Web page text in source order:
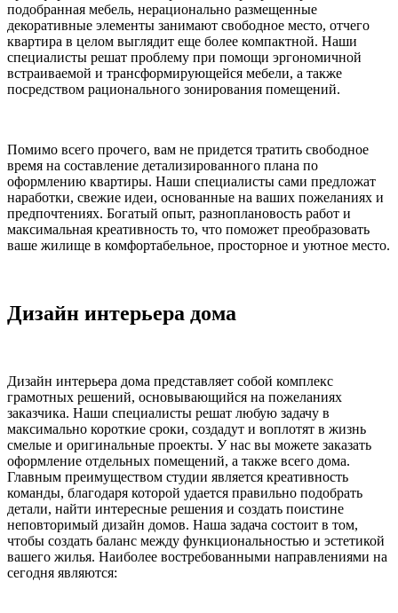
подобранная мебель, нерационально размещенные
декоративные элементы занимают свободное место, отчего
квартира в целом выглядит еще более компактной. Наши
специалисты решат проблему при помощи эргономичной
встраиваемой и трансформирующейся мебели, а также
посредством рационального зонирования помещений.
Помимо всего прочего, вам не придется тратить свободное
время на составление детализированного плана по
оформлению квартиры. Наши специалисты сами предложат
наработки, свежие идеи, основанные на ваших пожеланиях и
предпочтениях. Богатый опыт, разноплановость работ и
максимальная креативность то, что поможет преобразовать
ваше жилище в комфортабельное, просторное и уютное место.
Дизайн интерьера дома
Дизайн интерьера дома представляет собой комплекс
грамотных решений, основывающийся на пожеланиях
заказчика. Наши специалисты решат любую задачу в
максимально короткие сроки, создадут и воплотят в жизнь
смелые и оригинальные проекты. У нас вы можете заказать
оформление отдельных помещений, а также всего дома.
Главным преимуществом студии является креативность
команды, благодаря которой удается правильно подобрать
детали, найти интересные решения и создать поистине
неповторимый дизайн домов. Наша задача состоит в том,
чтобы создать баланс между функциональностью и эстетикой
вашего жилья. Наиболее востребованными направлениями на
сегодня являются: